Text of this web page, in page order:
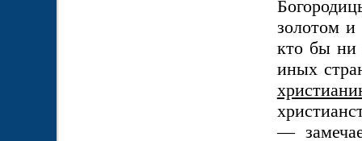
золотом и
кто бы ни
иных
—